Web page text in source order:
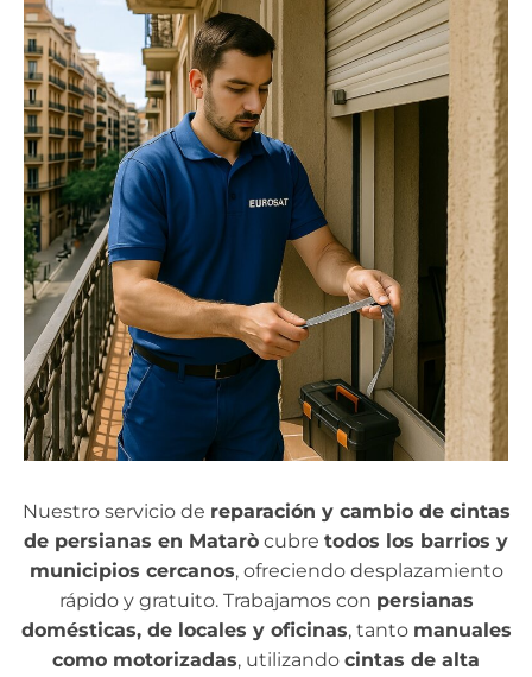
Nuestro servicio de reparación y cambio de cintas
de persianas en Matarò cubre todos los barrios y
municipios cercanos, ofreciendo desplazamiento
rápido y gratuito. Trabajamos con persianas
domésticas, de locales y oficinas, tanto manuales
como motorizadas, utilizando cintas de alta